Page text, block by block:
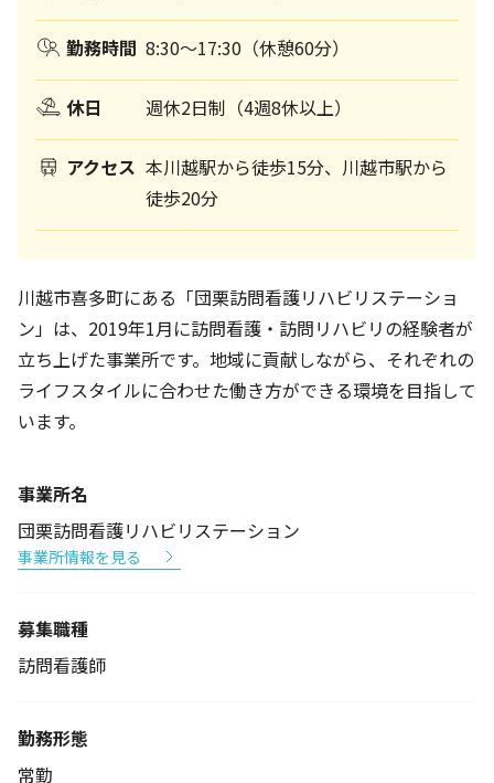
勤務時間 8:30～17:30（休憩60分）
休日 週休2日制（4週8休以上）
アクセス 本川越駅から徒歩15分、川越市駅から
徒歩20分
川越市喜多町にある「団栗訪問看護リハビリステーショ
ン」は、2019年1月に訪問看護・訪問リハビリの経験者が
立ち上げた事業所です。地域に貢献しながら、それぞれの
ライフスタイルに合わせた働き方ができる環境を目指して
います。
事業所名
団栗訪問看護リハビリステーション
事業所情報を見る
募集職種
訪問看護師
勤務形態
常勤